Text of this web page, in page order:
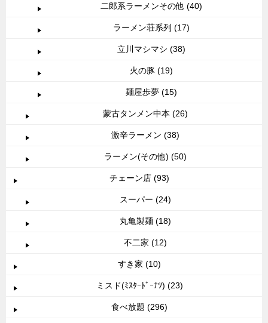
二郎系ラーメンその他 (40)
ラーメン荘系列 (17)
立川マシマシ (38)
火の豚 (19)
麺屋歩夢 (15)
蒙古タンメン中本 (26)
激辛ラーメン (38)
ラーメン(その他) (50)
チェーン店 (93)
スーパー (24)
丸亀製麺 (18)
不二家 (12)
すき家 (10)
ミスド(ﾐｽﾀｰﾄﾞｰﾅﾂ) (23)
食べ放題 (296)